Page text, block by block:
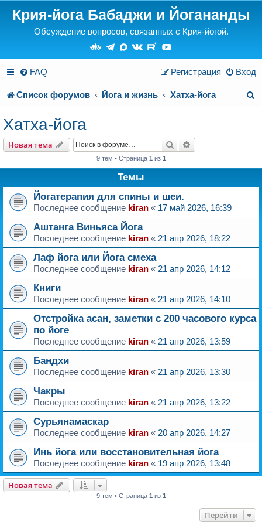
Крия-йога Бабаджи и Йогананды
Обсуждение вопросов, связанных с Крия-йогой.
FAQ Вход
Регистрация
Список форумов Йога и жизнь Хатха-йога
к
Хатха-йога
Новая тема Поиск
9 тем • Страница 1 из 1
Темы
Йогатерапия для спины и шеи.
Последнее сообщение kiran « 17 май 2026, 16:39
Аштанга Виньяса Йога
Последнее сообщение kiran « 21 апр 2026, 18:22
Лаф йога или Йога смеха
Последнее сообщение kiran « 21 апр 2026, 14:12
Книги
Последнее сообщение kiran « 21 апр 2026, 14:10
Отстройка асан, заметки с 200 часового курса
по йоге
Последнее сообщение kiran « 21 апр 2026, 13:59
Бандхи
Последнее сообщение kiran « 21 апр 2026, 13:30
Чакры
Последнее сообщение kiran « 21 апр 2026, 13:22
Сурьянамаскар
Последнее сообщение kiran « 20 апр 2026, 14:27
Инь йога или восстановительная йога
Последнее сообщение kiran « 19 апр 2026, 13:48
Новая тема
9 тем • Страница 1 из 1
Перейти